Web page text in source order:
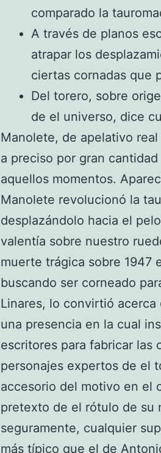
comparado la
A través de planos
atrapar los
ciertas cornadas que
Del torero, sobre
de el universo, dice
Manolete, de apelativo
a preciso por gran
aquellos momentos.
Manolete revolucionó la
desplazándolo hacia el
valentía sobre nuestro
muerte trágica sobre 1947
buscando ser corneado
Linares, lo convirtió
una presencia en la cual
escritores para fabricar las
personajes expertos de el
accesorio del motivo en el
pretexto de el rótulo de su
seguramente, cualquier
más típico que el de